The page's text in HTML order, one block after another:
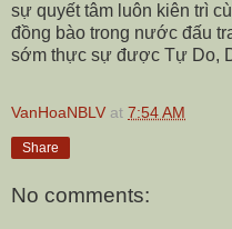
sự quyết tâm luôn kiên trì
đồng bào trong nước đấu
sớm thực sự được Tự Do,
VanHoaNBLV at 7:54 AM
Share
No comments: